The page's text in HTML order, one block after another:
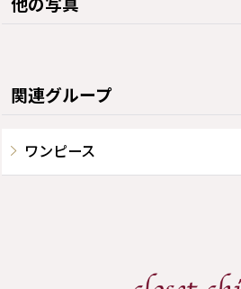
他の写真
関連グループ
ワンピース